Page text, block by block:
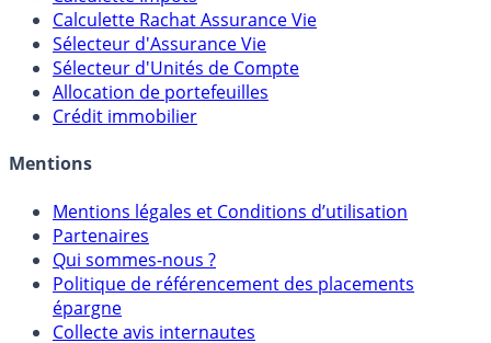
Calculateur d'intérêts
Calculette Impôts
Calculette Rachat Assurance Vie
Sélecteur d'Assurance Vie
Sélecteur d'Unités de Compte
Crédit immobilier
Mentions
Mentions légales et Conditions d’utilisation
Partenaires
Qui sommes-nous ?
Politique de référencement des placements